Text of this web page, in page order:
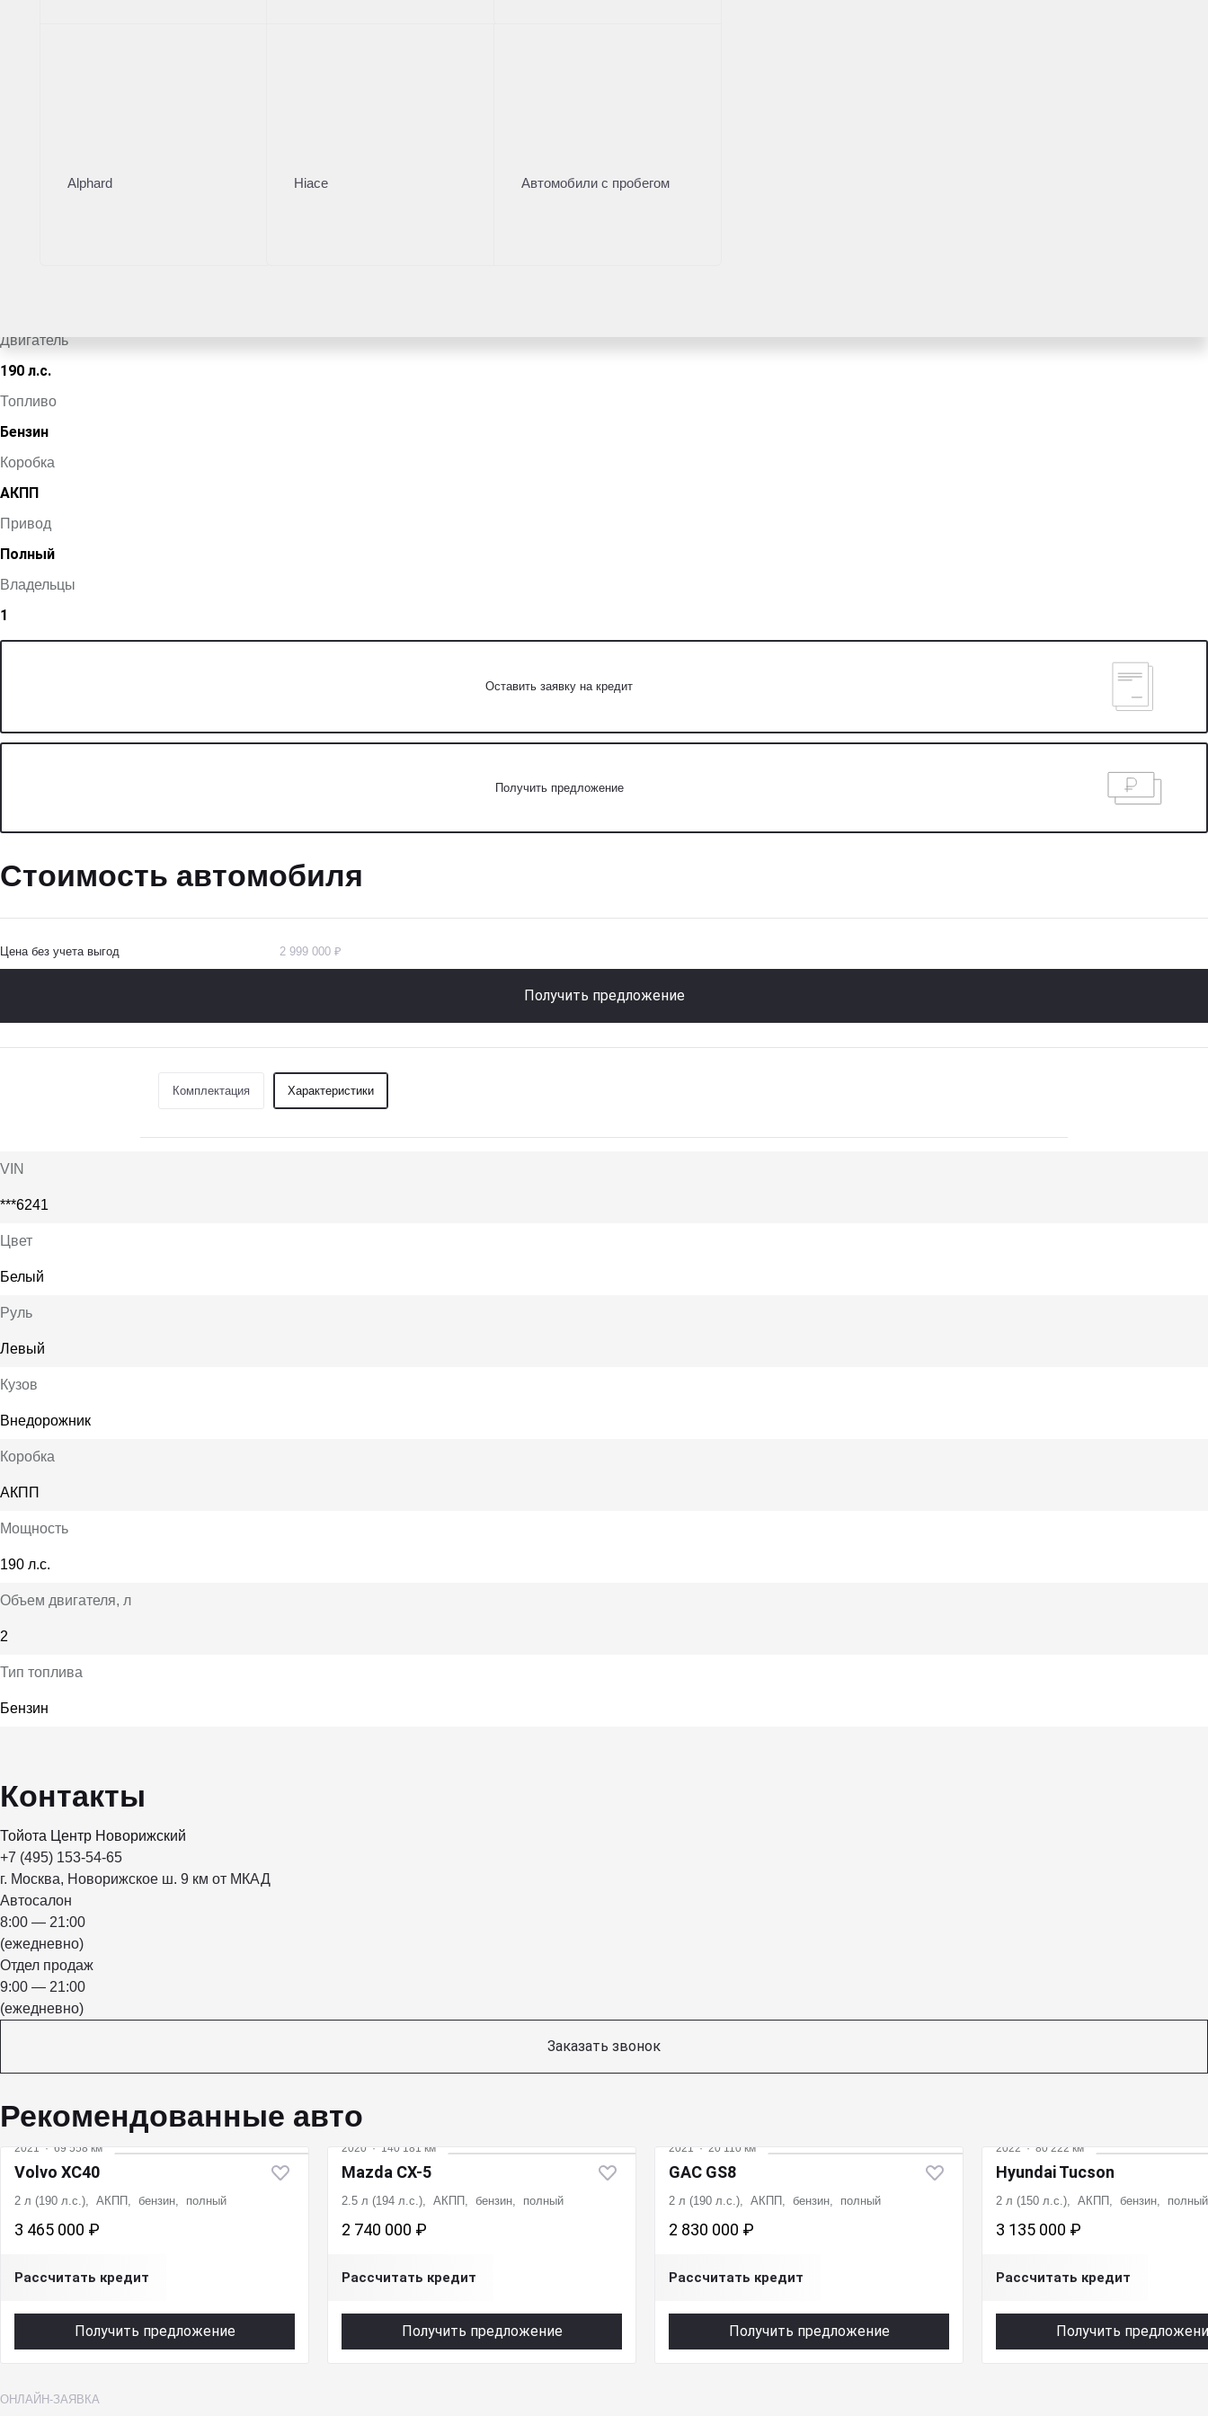
Alphard Hiace Автомобили с пробегом
Белый
Двигатель
190 л.с.
Топливо
Бензин
Коробка
АКПП
Привод
Полный
Владельцы
1
Оставить заявку на кредит
Получить предложение
Стоимость автомобиля
Цена без учета выгод 2 999 000 ₽
Получить предложение
Комплектация Характеристики
VIN
***6241
Цвет
Белый
Руль
Левый
Кузов
Внедорожник
Коробка
АКПП
Мощность
190 л.с.
Объем двигателя, л
2
Тип топлива
Бензин
Контакты
Тойота Центр Новорижский
+7 (495) 153-54-65
г. Москва, Новорижское ш. 9 км от МКАД
Автосалон
8:00 — 21:00
(ежедневно)
Отдел продаж
9:00 — 21:00
(ежедневно)
Заказать звонок
Рекомендованные авто
2021 · 69 558 км
Volvo XC40
2 л (190 л.с.), АКПП, бензин, полный
3 465 000 ₽
Рассчитать кредит
Получить предложение
2020 · 140 181 км
Mazda CX-5
2.5 л (194 л.с.), АКПП, бензин, полный
2 740 000 ₽
Рассчитать кредит
Получить предложение
2021 · 20 110 км
GAC GS8
2 л (190 л.с.), АКПП, бензин, полный
2 830 000 ₽
Рассчитать кредит
Получить предложение
2022 · 80 222 км
Hyundai Tucson
2 л (150 л.с.), АКПП, бензин, полный
3 135 000 ₽
Рассчитать кредит
Получить
ОНЛАЙН-ЗАЯВКА